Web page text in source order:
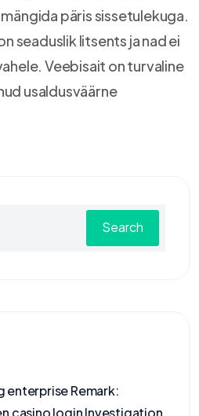
päris sissetulekuga.
seaduslik litsents ja nad ei
Veebisait on turvaline
usaldusväärne
Search
enterprise Remark:
casino login Investigation